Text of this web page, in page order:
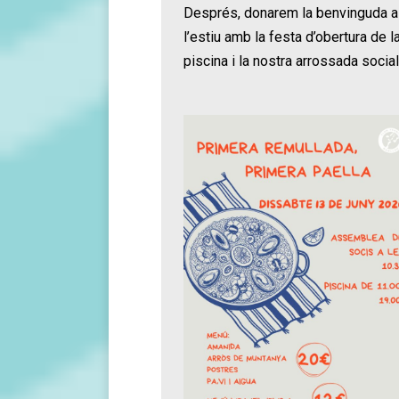
Després, donarem la benvinguda a
l’estiu amb la festa d’obertura de
piscina i la nostra arrossada